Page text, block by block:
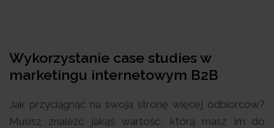
Wykorzystanie case studies w
marketingu internetowym B2B
Jak przyciągnąć na swoją stronę więcej odbiorców?
Musisz znaleźć jakąś wartość, którą masz im do